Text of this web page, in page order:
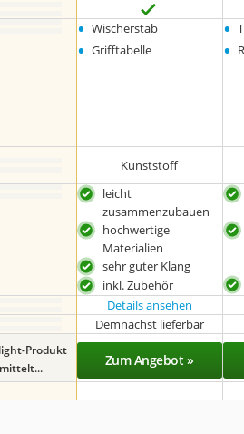
• Wischerstab
• Grifftabelle
•
•
Kunststoff
leicht
zusammenzubauen
hochwertige
Materialien
sehr guter Klang
inkl. Zubehör
Details ansehen
Demnächst lieferbar
Produkt
Zum Angebot »